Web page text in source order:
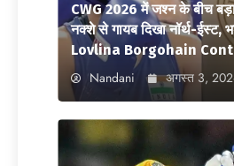
CWG 2026 में जश्न के बीच
नक्शे से गायब दिखा नॉर्थ-ईस्ट,
Lovlina Borgohain
Nandani अगस्त 3,